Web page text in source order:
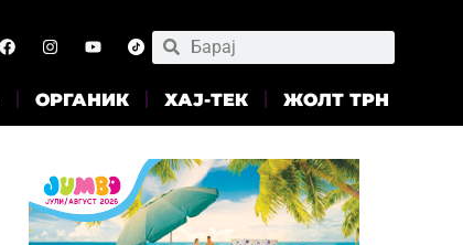
ОРГАНИК ХАЈ-ТЕК ЖОЛТ ТРН